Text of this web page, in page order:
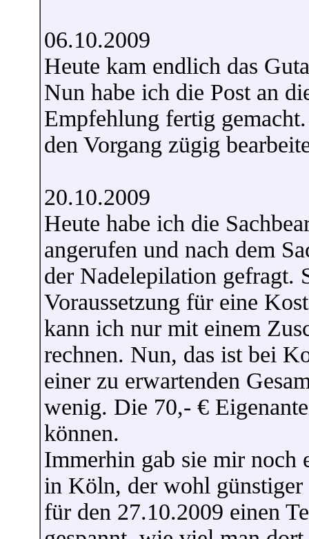
06.10.2009
Heute kam endlich das
Nun habe ich die Post an
Empfehlung fertig
den Vorgang zügig
20.10.2009
Heute habe ich die
angerufen und nach dem
der Nadelepilation gefragt.
Voraussetzung für eine
kann ich nur mit einem
rechnen. Nun, das ist bei
einer zu erwartenden
wenig. Die 70,- €
können.
Immerhin gab sie mir noch
in Köln, der wohl
für den 27.10.2009 einen